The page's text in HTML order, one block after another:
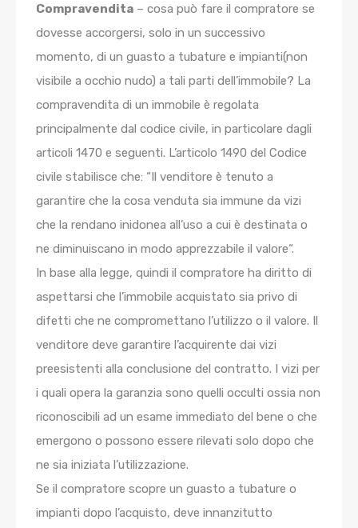
Compravendita – cosa può fare il compratore se
dovesse accorgersi, solo in un successivo
momento, di un guasto a tubature e impianti(non
visibile a occhio nudo) a tali parti dell’immobile? La
compravendita di un immobile è regolata
principalmente dal codice civile, in particolare dagli
articoli 1470 e seguenti. L’articolo 1490 del Codice
civile stabilisce che: “Il venditore è tenuto a
garantire che la cosa venduta sia immune da vizi
che la rendano inidonea all’uso a cui è destinata o
ne diminuiscano in modo apprezzabile il valore“.
In base alla legge, quindi il compratore ha diritto di
aspettarsi che l’immobile acquistato sia privo di
difetti che ne compromettano l’utilizzo o il valore. Il
venditore deve garantire l’acquirente dai vizi
preesistenti alla conclusione del contratto. I vizi per
i quali opera la garanzia sono quelli occulti ossia non
riconoscibili ad un esame immediato del bene o che
emergono o possono essere rilevati solo dopo che
ne sia iniziata l’utilizzazione.
Se il compratore scopre un guasto a tubature o
impianti dopo l’acquisto, deve innanzitutto